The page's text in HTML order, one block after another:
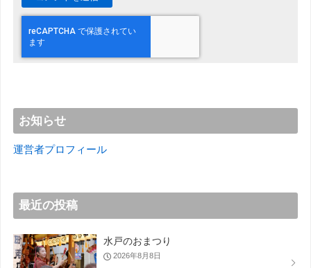
お知らせ
運営者プロフィール
最近の投稿
水戸のおまつり
2026年8月8日